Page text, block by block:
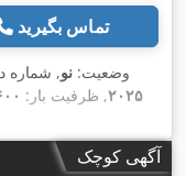
تماس بگیرید
وضعیت: نو, شماره
۲۰۲۵, ظرفیت بار: ۱٬۶۰۰
سوخت:برقی, نوع
, طول شاخک‌ها:۱٬۱۵۰ میلی‌متر آگهی کوچک